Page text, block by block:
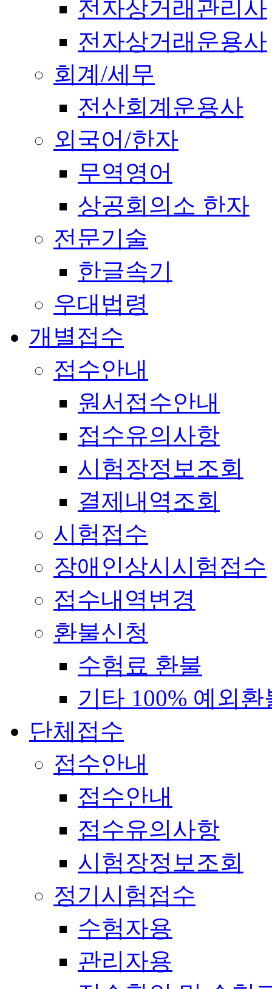
전자상거래관리사
전자상거래운용사
회계/세무
전산회계운용사
외국어/한자
무역영어
상공회의소 한자
전문기술
한글속기
우대법령
개별접수
접수안내
원서접수안내
접수유의사항
시험장정보조회
결제내역조회
시험접수
장애인상시시험접수
접수내역변경
환불신청
수험료 환불
기타 100% 예외환
단체접수
접수안내
접수안내
접수유의사항
시험장정보조회
정기시험접수
수험자용
관리자용